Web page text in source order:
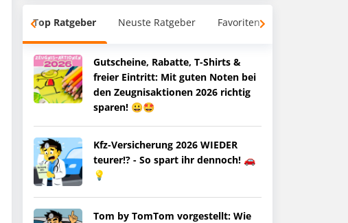
Top Ratgeber Neuste Ratgeber Favoriten
Gutscheine, Rabatte, T-Shirts &
freier Eintritt: Mit guten Noten bei
den Zeugnisaktionen 2026 richtig
sparen! 😀🤩
Kfz-Versicherung 2026 WIEDER
teurer!? - So spart ihr dennoch! 🚗
💡
Tom by TomTom vorgestellt: Wie